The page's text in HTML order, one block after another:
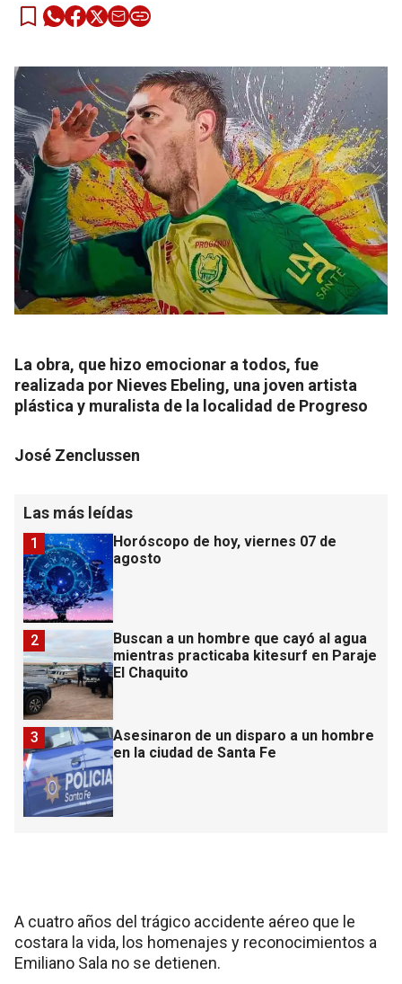
La obra, que hizo emocionar a todos, fue
realizada por Nieves Ebeling, una joven artista
plástica y muralista de la localidad de Progreso
José Zenclussen
Las más leídas
Horóscopo de hoy, viernes 07 de
agosto
1
Buscan a un hombre que cayó al agua
mientras practicaba kitesurf en Paraje
El Chaquito
2
Asesinaron de un disparo a un hombre
en la ciudad de Santa Fe
3
A cuatro años del trágico accidente aéreo que le
costara la vida, los homenajes y reconocimientos a
Emiliano Sala no se detienen.